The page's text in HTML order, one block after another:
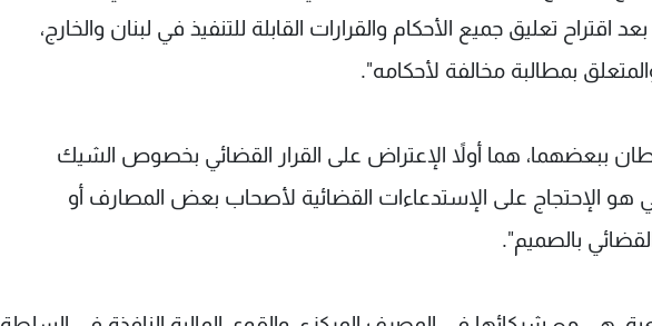
اقتراح تعليق جميع الأحكام والقرارات القابلة للتنفيذ في لبنان والخارج،
بمطالبة مخالفة لأحكامه".
ببعضهما، هما أولاً الإعتراض على القرار القضائي بخصوص الشيك
هو الإحتجاج على الإستدعاءات القضائية لأصحاب بعض المصارف أو
بالصميم".